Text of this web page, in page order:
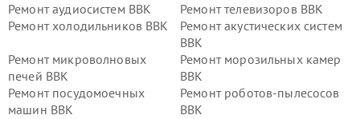
Ремонт аудиосистем BBK
Ремонт телевизоров BBK
Ремонт холодильников BBK
Ремонт акустических систем
BBK
Ремонт микроволновых
печей BBK
Ремонт морозильных камер
BBK
Ремонт посудомоечных
машин BBK
Ремонт роботов-пылесосов
BBK